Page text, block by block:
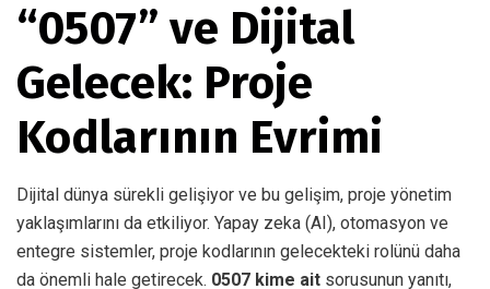
“0507” ve Dijital
Gelecek: Proje
Kodlarının Evrimi
Dijital dünya sürekli gelişiyor ve bu gelişim, proje yönetim
yaklaşımlarını da etkiliyor. Yapay zeka (AI), otomasyon ve
entegre sistemler, proje kodlarının gelecekteki rolünü daha
da önemli hale getirecek. 0507 kime ait sorusunun yanıtı,